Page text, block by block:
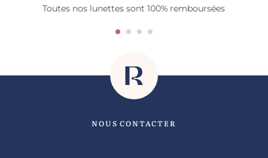
Toutes nos lunettes sont 100% remboursées
NOUS CONTACTER